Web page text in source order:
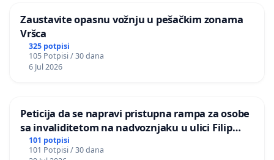
Zaustavite opasnu vožnju u pešačkim zonama
Vršca
325 potpisi
105 Potpisi / 30 dana
6 Jul 2026
Peticija da se napravi pristupna rampa za osobe
sa invaliditetom na nadvoznjaku u ulici Filip
Kljajic u Kragujevcu
101 potpisi
101 Potpisi / 30 dana